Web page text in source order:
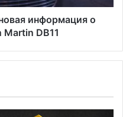
информация о
DB11